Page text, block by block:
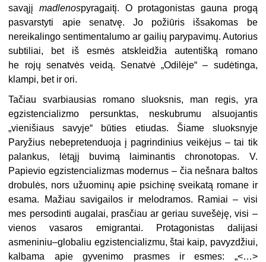
savąjįmadlenospyragaitį. O protagonistas gauna progą
pasvarstyti apie senatvę. Jo požiūris išsakomas be
nereikalingo sentimentalumo ar gailių parypavimų. Autorius
subtiliai, bet iš esmės atskleidžia autentišką romano
he rojų senatvės veidą. Senatvė „Odilėje“ – sudėtinga,
klampi, bet ir ori.
Tačiau svarbiausias romano sluoksnis, man regis, yra
egzistencializmo persunktas, neskubrumu alsuojantis
„vienišiaus savyje“ būties etiudas. Šiame sluoksnyje
Paryžius nebepretenduoja į pagrindinius veikėjus – tai tik
palankus, lėtąjį buvimą laiminantis chronotopas. V.
Papievio egzistencializmas modernus – čia nešnara baltos
drobulės, nors užuominų apie psichinę sveikatą romane ir
esama. Mažiau savigailos ir melodramos. Ramiai – visi
mes persodinti augalai, prasčiau ar geriau suvešėję, visi –
vienos vasaros emigrantai. Protagonistas dalijasi
asmeniniu–globaliu egzistencializmu, štai kaip, pavyzdžiui,
kalbama apie gyvenimo prasmes ir esmes: „<…>